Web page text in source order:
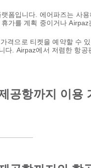
폼입니다. 에어파즈는 사
가를 계획 중이거나
으로 티켓을 예약할 수
. Airpaz에서 저렴한 항
공항까지 이용